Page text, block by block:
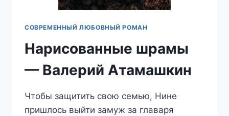
СОВРЕМЕННЫЙ ЛЮБОВНЫЙ РОМАН
Нарисованные шрамы
— Валерий Атамашкин
Чтобы защитить свою семью, Нине
пришлось выйти замуж за главаря